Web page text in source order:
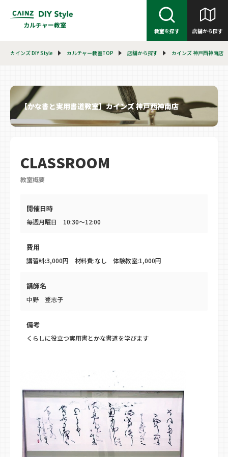
カルチャー教室
教室を探す 店舗から探す
カインズ DIY Style カルチャー教室TOP 店舗から探す カインズ 神戸西神南店
【かな書と実用書道教室】カインズ 神戸西神南店
CLASSROOM
教室概要
開催日時
毎週月曜日 10:30～12:00
費用
講習料:3,000円 材料費:なし 体験教室:1,000円
講師名
中野 登志子
備考
くらしに役立つ実用書とかな書道を学びます